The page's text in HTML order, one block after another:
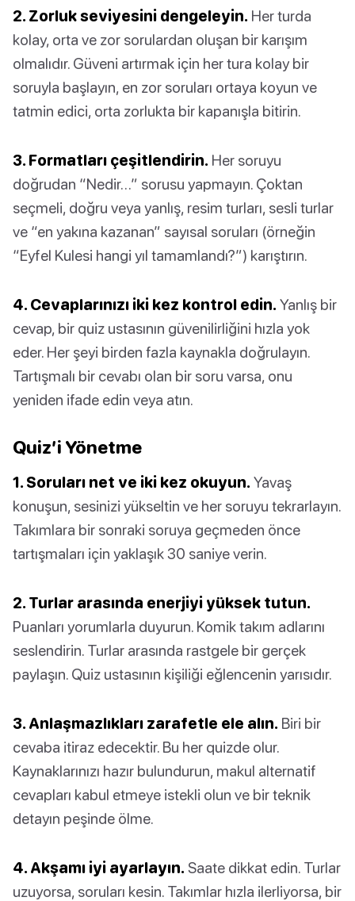
2. Zorluk seviyesini dengeleyin. Her turda
kolay, orta ve zor sorulardan oluşan bir karışım
olmalıdır. Güveni artırmak için her tura kolay bir
soruyla başlayın, en zor soruları ortaya koyun ve
tatmin edici, orta zorlukta bir kapanışla bitirin.
3. Formatları çeşitlendirin. Her soruyu
doğrudan “Nedir…” sorusu yapmayın. Çoktan
seçmeli, doğru veya yanlış, resim turları, sesli turlar
ve “en yakına kazanan” sayısal soruları (örneğin
“Eyfel Kulesi hangi yıl tamamlandı?”) karıştırın.
4. Cevaplarınızı iki kez kontrol edin. Yanlış bir
cevap, bir quiz ustasının güvenilirliğini hızla yok
eder. Her şeyi birden fazla kaynakla doğrulayın.
Tartışmalı bir cevabı olan bir soru varsa, onu
yeniden ifade edin veya atın.
Quiz’i Yönetme
1. Soruları net ve iki kez okuyun. Yavaş
konuşun, sesinizi yükseltin ve her soruyu tekrarlayın.
Takımlara bir sonraki soruya geçmeden önce
tartışmaları için yaklaşık 30 saniye verin.
2. Turlar arasında enerjiyi yüksek tutun.
Puanları yorumlarla duyurun. Komik takım adlarını
seslendirin. Turlar arasında rastgele bir gerçek
paylaşın. Quiz ustasının kişiliği eğlencenin yarısıdır.
3. Anlaşmazlıkları zarafetle ele alın. Biri bir
cevaba itiraz edecektir. Bu her quizde olur.
Kaynaklarınızı hazır bulundurun, makul alternatif
cevapları kabul etmeye istekli olun ve bir teknik
detayın peşinde ölme.
4. Akşamı iyi ayarlayın. Saate dikkat edin. Turlar
uzuyorsa, soruları kesin. Takımlar hızla ilerliyorsa, bir